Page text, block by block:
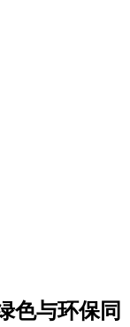
色与环保同